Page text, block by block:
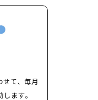
て、毎月
ます。